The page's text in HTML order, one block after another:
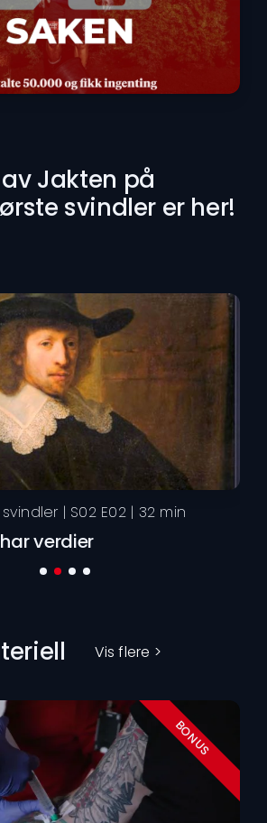
Jakten på
svindler er her!
| S02E02| 32 min
verdier
Vis flere >
BONUS